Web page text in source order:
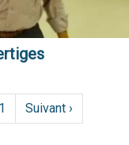
Page
suivante
Suivant ›